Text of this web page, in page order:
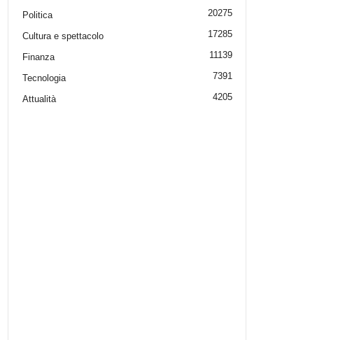
Politica 20275
Cultura e spettacolo 17285
Finanza 11139
Tecnologia 7391
Attualità 4205